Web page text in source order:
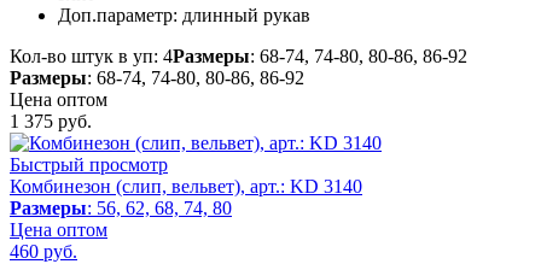
Доп.параметр: длинный рукав
Кол-во штук в уп: 4Размеры: 68-74, 74-80, 80-86, 86-92
Размеры: 68-74, 74-80, 80-86, 86-92
Цена оптом
1 375 руб.
Быстрый просмотр
Комбинезон (слип, вельвет), арт.: KD 3140
Размеры: 56, 62, 68, 74, 80
Цена оптом
460 руб.